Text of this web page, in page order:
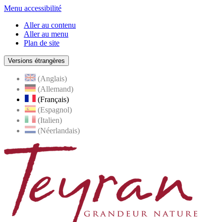
Menu accessibilité
Aller au contenu
Aller au menu
Plan de site
Versions étrangères
(Anglais)
(Allemand)
(Français)
(Espagnol)
(Italien)
(Néerlandais)